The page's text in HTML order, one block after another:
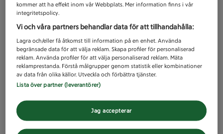
kommer att ha effekt inom vår Webbplats. Mer information finns i vår
integritetspolicy.
Vi och våra partners behandlar data för att tillhandahålla:
Lagra och/eller få åtkomst till information på en enhet. Använda
begränsade data för att välja reklam. Skapa profiler för personaliserad
reklam. Använda profiler för att välja personaliserad reklam. Mäta
reklamprestanda. Förstå målgrupper genom statistik eller kombinationer
av data från olika källor. Utveckla och förbättra tjänster.
Lista över partner (leverantörer)
Jag accepterar